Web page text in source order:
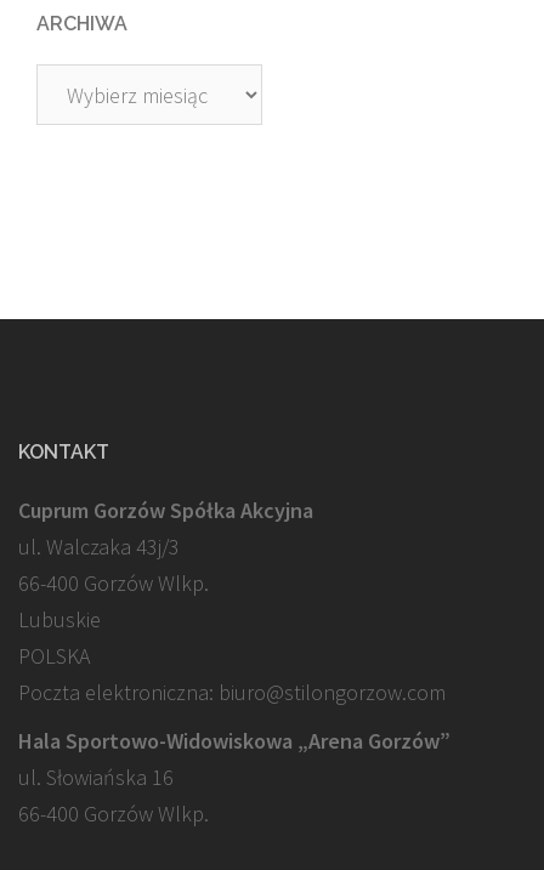
ARCHIWA
Archiwa
KONTAKT
Cuprum Gorzów Spółka Akcyjna
ul. Walczaka 43j/3
66-400 Gorzów Wlkp.
Lubuskie
POLSKA
Poczta elektroniczna: biuro@stilongorzow.com
Hala Sportowo-Widowiskowa „Arena Gorzów”
ul. Słowiańska 16
66-400 Gorzów Wlkp.